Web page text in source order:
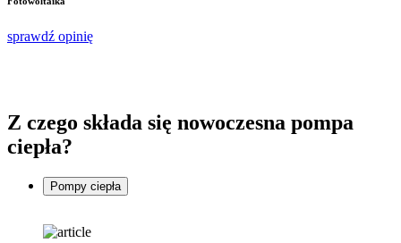
sprawdź opinię
Z czego składa się nowoczesna pompa
ciepła?
Pompy ciepła